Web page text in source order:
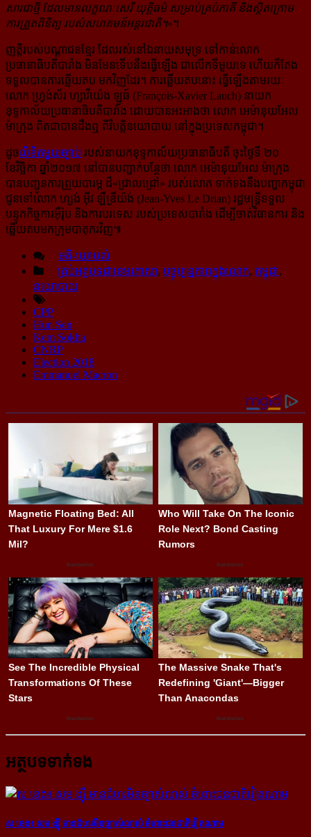
សារជាថ្មី ដែលមានលក្ខណៈសេរី យុត្តិធម៌ សម្រាប់គ្រប់ភាគី និងស្ថិតក្រោម
ការត្រួតពិនិត្យ របស់សហគមន៍អន្តរជាតិ។»។
ញត្តិរបស់បណ្ដាជនខ្មែរ ដែលរស់នៅឯនាយសមុទ្រ ទៅកាន់លោក
ប្រធានាធិបតីបារាំង មិនមែនទើបនឹងធ្វើឡើង ជាលើកទីមួយទេ ហើយក៏តែង
ទទួលបាន​ការឆ្លើយតប មកវិញដែរ។ ការឆ្លើយតបនោះ ធ្វើឡើងតាមរយៈ
លោក ហ្វ្រង់ស័រ ហ្សាវីយ៉េង ឡូឆ៍ (François-Xavier Lauch) នាយក​
ខុទ្ទកាល័យ​ប្រធានាធិបតី​បារាំង ដោយបានអះអាងថា លោក អេម៉ានុយអែល
ម៉ាក្រុង ពិតជាបានដឹងឮ ពីវិបត្តិនយោបាយ នៅក្នុងប្រទេសកម្ពុជា។
ដូចលិខិតមួយច្បាប់ របស់នាយកខុទ្ទកាល័យប្រធានាធិបតី ចុះថ្ងៃទី ២០
ខែវិច្ឆិកា ឆ្នាំ២០១៧ នៅបានបញ្ជាក់បន្ថែថា លោក អេម៉ានុយអែល ម៉ាក្រុង
បានបញ្ជូនការព្រួយបារម្ភ ដ៏«ជ្រាលជ្រៅ» របស់លោក ទាក់ទងនឹងបញ្ហាកម្ពុជា
ជូនទៅលោក ហ្សង់ អ៊ីវ ឡឺឌ្រីយ៉ង់ (Jean-Yves Le Drian) រដ្ឋមន្ត្រីទទួល
បន្ទុកកិច្ចការអ៊ឺរ៉ុប និងការបរទេស របស់ប្រទេសបារាំង ដើម្បីចាត់វិធានការ និង
ឆ្លើយតបមកក្រុមបាតុករវិញ៕
មតិ-យោបល់
គ្រប់អត្ថបទជាខេមរភាសា, បច្ចុប្បន្នភាពក្នុងលោក, កម្ពុជា,
នយោបាយ
CPP
Hun Sen
Kem Sokha
CNRP
Election 2018
Emmanuel Macron
អត្ថបទទាក់ទង
ស ខេង៖ សម ង្ស៊ី មាន​ជំហរ​មិន​ច្បាស់​លាស់ ចំពោះ​ជន​ជាតិ​វៀតណាម